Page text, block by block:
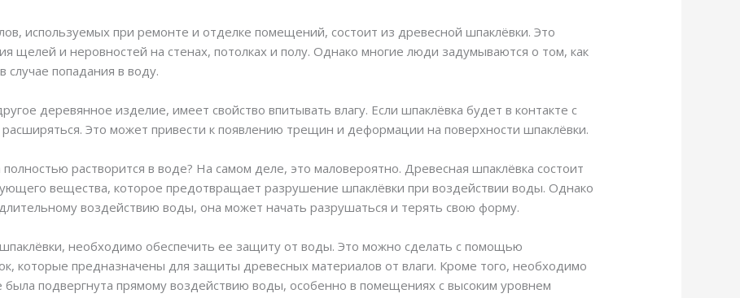
используемых при ремонте и отделке помещений, состоит из древесной шпаклёвки. Это
щелей и неровностей на стенах, потолках и полу. Однако многие люди задумываются о том, как
случае попадания в воду.
деревянное изделие, имеет свойство впитывать влагу. Если шпаклёвка будет в контакте с
Это может привести к появлению трещин и деформации на поверхности шпаклёвки.
растворится в воде? На самом деле, это маловероятно. Древесная шпаклёвка состоит
вещества, которое предотвращает разрушение шпаклёвки при воздействии воды. Однако
воздействию воды, она может начать разрушаться и терять свою форму.
необходимо обеспечить ее защиту от воды. Это можно сделать с помощью
которые предназначены для защиты древесных материалов от влаги. Кроме того, необходимо
была подвергнута прямому воздействию воды, особенно в помещениях с высоким уровнем